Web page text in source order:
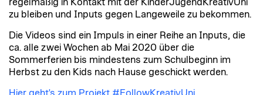
regelmäßig in Kontakt mit der KinderJugendKreativUni
zu bleiben und Inputs gegen Langeweile zu bekommen.
Die Videos sind ein Impuls in einer Reihe an Inputs, die
ca. alle zwei Wochen ab Mai 2020 über die
Sommerferien bis mindestens zum Schulbeginn im
Herbst zu den Kids nach Hause geschickt werden.